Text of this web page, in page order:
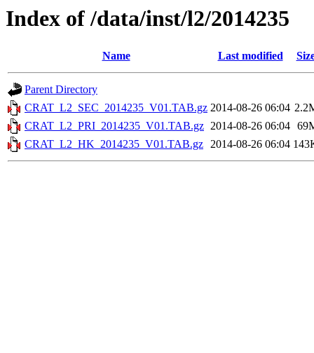
Index of /data/inst/l2/2014235
Name Last modified
Parent Directory
CRAT_L2_SEC_2014235_V01.TAB.gz 2014-08-26 06:04
CRAT_L2_PRI_2014235_V01.TAB.gz 2014-08-26 06:04
CRAT_L2_HK_2014235_V01.TAB.gz 2014-08-26 06:04